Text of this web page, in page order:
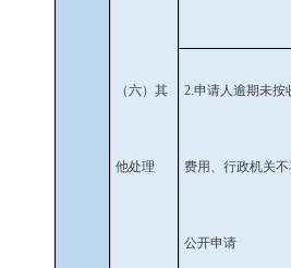
（六）其
他处理
2. 申请人逾期未按
费用、行政机关
公开申请